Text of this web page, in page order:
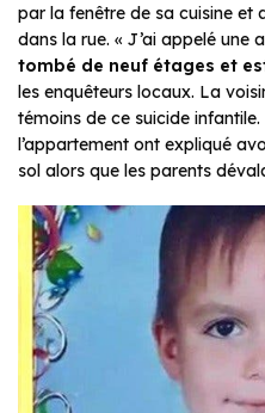
par la fenêtre de sa cuisine
dans la rue. « J’ai appelé une
tombé de neuf étages et
les enquêteurs locaux. La
témoins de ce suicide
l’appartement ont expliqué
sol alors que les parents